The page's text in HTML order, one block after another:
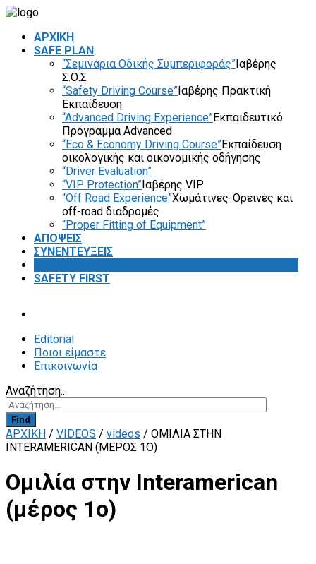
ΑΡΧΙΚΗ
SAFE PLAN
“Σεμινάρια Οδικής Συμπεριφοράς”Ιαβέρης
Σ.Ο.Σ
“Safety Driving Course”Ιαβέρης Πρακτική
Εκπαίδευση
“Advanced Driving Experience”Εκπαιδευτικό
Πρόγραμμα Advanced
“Eco & Economy Driving Course”Εκπαίδευση
οικολογικής και οικονομικής οδήγησης
“Driver Evaluation”
“VIP Protection”Ιαβέρης VIP
“Off Road Experience”Χωμάτινες-Ορεινές και
off-road διαδρομές
“Proper Fitting of Equipment”
ΑΠΟΨΕΙΣ
ΣΥΝΕΝΤΕΥΞΕΙΣ
SAFETY FIRST
Editorial
Ποιοι είμαστε
Επικοινωνία
Αναζήτηση...
Find
ΑΡΧΙΚΗ / VIDEOS / videos / ΟΜΙΛΊΑ ΣΤΗΝ
INTERAMERICAN (ΜΈΡΟΣ 1Ο)
Ομιλία στην Interamerican
(μέρος 1ο)